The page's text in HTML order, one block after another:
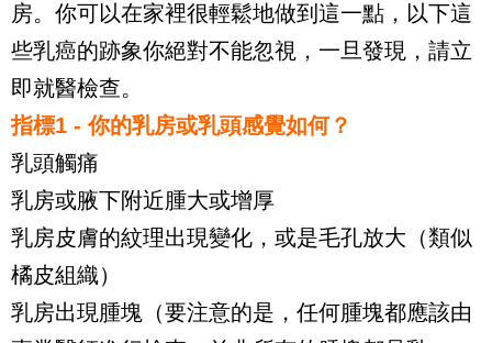
房。你可以在家裡很輕鬆地做到這一點，以下這
些乳癌的跡象你絕對不能忽視，一旦發現，請立
即就醫檢查。
指標1 - 你的乳房或乳頭感覺如何？
乳頭觸痛
乳房或腋下附近腫大或增厚
乳房皮膚的紋理出現變化，或是毛孔放大（類似
橘皮組織）
乳房出現腫塊（要注意的是，任何腫塊都應該由